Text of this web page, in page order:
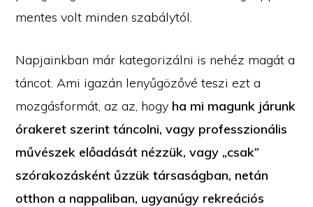
mentes volt minden szabálytól.
Napjainkban már kategorizálni is nehéz magát a
táncot. Ami igazán lenyűgözővé teszi ezt a
mozgásformát, az az, hogy ha mi magunk járunk
órakeret szerint táncolni, vagy professzionális
művészek előadását nézzük, vagy „csak”
szórakozásként űzzük társaságban, netán
otthon a nappaliban, ugyanúgy rekreációs